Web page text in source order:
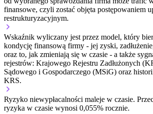
finansowe, czyli zostać objęta postępowaniem
restrukturyzacyjnym.
Wskaźnik wyliczany jest przez model, który
kondycję finansową firmy - jej zyski,
oraz to, jak zmieniają się w czasie - a także
rejestrów: Krajowego Rejestru Zadłużonych
Sądowego i Gospodarczego (MSiG) oraz
KRS.
Ryzyko niewypłacalności maleje w czasie.
ryzyka w czasie wynosi 0,055% rocznie.